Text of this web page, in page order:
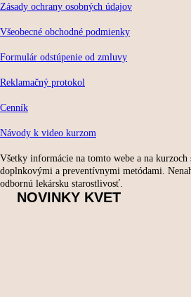
Zásady ochrany osobných údajov
Všeobecné obchodné podmienky
Formulár odstúpenie od zmluvy
Reklamačný protokol
Cenník
Návody k video kurzom
Všetky informácie na tomto webe a na kurzoch
doplnkovými a preventívnymi metódami.
odbornú lekársku starostlivosť.
NOVINKY KVET